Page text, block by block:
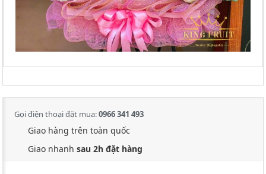
Gọi điện thoại đặt mua:0966 341 493
Giao hàng trên toàn quốc
Giao nhanh sau 2h đặt hàng